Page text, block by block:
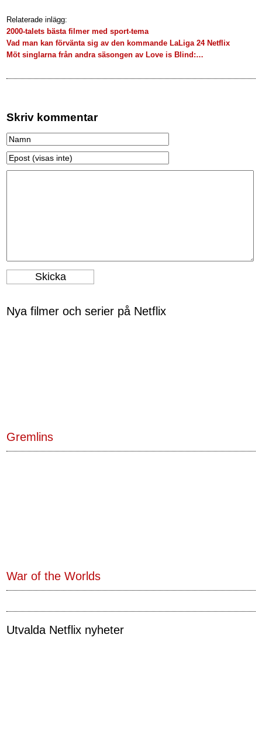
Relaterade inlägg:
2000-talets bästa filmer med sport-tema
Vad man kan förvänta sig av den kommande LaLiga 24 Netflix
Möt singlarna från andra säsongen av Love is Blind:…
Skriv kommentar
Nya filmer och serier på Netflix
Gremlins
War of the Worlds
Utvalda Netflix nyheter